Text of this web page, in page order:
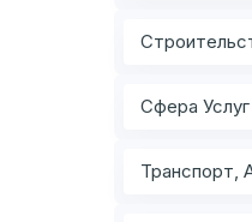
Сфера Услуг
Транспорт,